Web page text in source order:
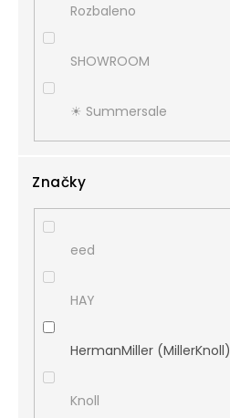
Rozbaleno
SHOWROOM
☀︎ Summersale
Značky
eed
HAY
HermanMiller (MillerKnoll)
Knoll